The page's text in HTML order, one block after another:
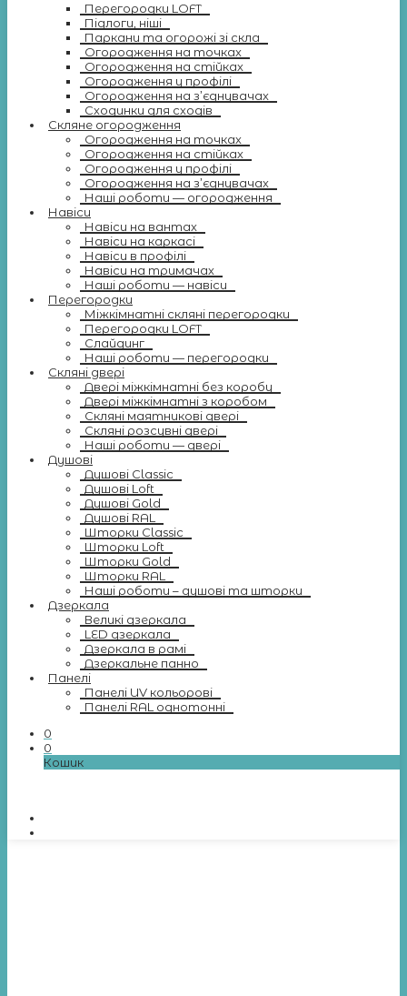
Перегородки LOFT
Підлоги, ніші
Паркани та огорожі зі скла
Огородження на точках
Огородження на стійках
Огородження у профілі
Огородження на з’єднувачах
Сходинки для сходів
Скляне огородження
Огородження на точках
Огородження на стійках
Огородження у профілі
Огородження на з’єднувачах
Наші роботи — огородження
Навіси
Навіси на вантах
Навіси на каркасі
Навіси в профілі
Навіси на тримачах
Наші роботи — навіси
Перегородки
Міжкімнатні скляні перегородки
Перегородки LOFT
Слайдинг
Наші роботи — перегородки
Скляні двері
Двері міжкімнатні без коробу
Двері міжкімнатні з коробом
Скляні маятникові двері
Скляні розсувні двері
Наші роботи — двері
Душові
Душові Classic
Душові Loft
Душові Gold
Душові RAL
Шторки Classic
Шторки Loft
Шторки Gold
Шторки RAL
Наші роботи – душові та шторки
Дзеркала
Великі дзеркала
LED дзеркала
Дзеркала в рамі
Дзеркальне панно
Панелі
Панелі UV кольорові
Панелі RAL однотонні
0
0
Кошик